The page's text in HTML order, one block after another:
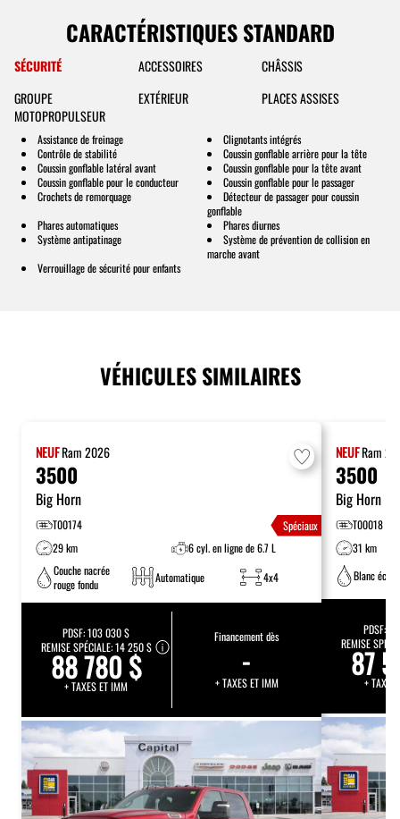
CARACTÉRISTIQUES STANDARD
SÉCURITÉ ACCESSOIRES
CHÂSSIS
GROUPE
MOTOPROPULSEUR
EXTÉRIEUR PLACES ASSISES
Assistance de freinage
Clignotants intégrés
Contrôle de stabilité
Coussin gonflable arrière pour la tête
Coussin gonflable latéral avant
Coussin gonflable pour la tête avant
Coussin gonflable pour le conducteur
Coussin gonflable pour le passager
Crochets de remorquage
Détecteur de passager pour coussin
gonflable
Phares automatiques
Phares diurnes
Système antipatinage
Système de prévention de collision en
marche avant
Verrouillage de sécurité pour enfants
VÉHICULES SIMILAIRES
NEUFRam2026
3500
Big Horn
T00174
Spéciaux
29 km
6 cyl. en ligne de 6.7 L
Couche nacrée
rouge fondu
Automatique 4x4
PDSF:103 030 $
REMISE SPÉCIALE:14 250 $
88 780 $
+ TAXES ET IMM
Financement dès
-
+ TAXES ET IMM
NEUFRam
3500
Big Horn
T00018
31 km
Blanc
PDSF:
REMISE
87
+